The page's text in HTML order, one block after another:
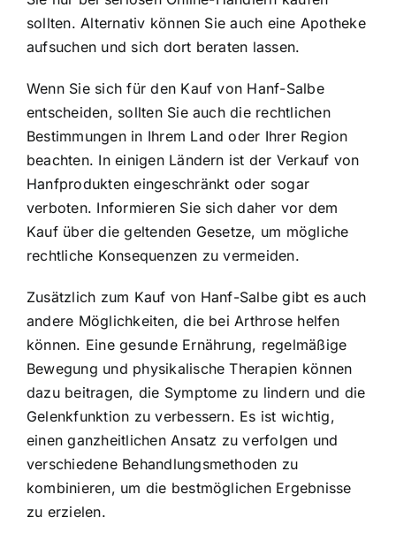
sollten. Alternativ können Sie auch eine Apotheke
aufsuchen und sich dort beraten lassen.
Wenn Sie sich für den Kauf von Hanf-Salbe
entscheiden, sollten Sie auch die rechtlichen
Bestimmungen in Ihrem Land oder Ihrer Region
beachten. In einigen Ländern ist der Verkauf von
Hanfprodukten eingeschränkt oder sogar
verboten. Informieren Sie sich daher vor dem
Kauf über die geltenden Gesetze, um mögliche
rechtliche Konsequenzen zu vermeiden.
Zusätzlich zum Kauf von Hanf-Salbe gibt es auch
andere Möglichkeiten, die bei Arthrose helfen
können. Eine gesunde Ernährung, regelmäßige
Bewegung und physikalische Therapien können
dazu beitragen, die Symptome zu lindern und die
Gelenkfunktion zu verbessern. Es ist wichtig,
einen ganzheitlichen Ansatz zu verfolgen und
verschiedene Behandlungsmethoden zu
kombinieren, um die bestmöglichen Ergebnisse
zu erzielen.